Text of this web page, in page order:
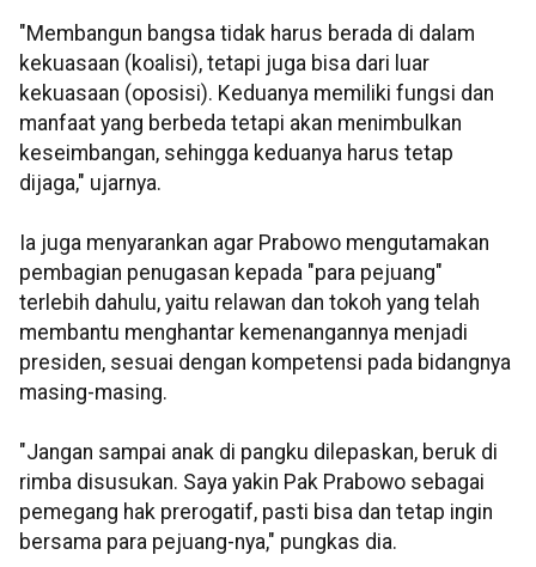
"Membangun bangsa tidak harus berada di dalam
kekuasaan (koalisi), tetapi juga bisa dari luar
kekuasaan (oposisi). Keduanya memiliki fungsi dan
manfaat yang berbeda tetapi akan menimbulkan
keseimbangan, sehingga keduanya harus tetap
dijaga," ujarnya.
Ia juga menyarankan agar Prabowo mengutamakan
pembagian penugasan kepada "para pejuang"
terlebih dahulu, yaitu relawan dan tokoh yang telah
membantu menghantar kemenangannya menjadi
presiden, sesuai dengan kompetensi pada bidangnya
masing-masing.
"Jangan sampai anak di pangku dilepaskan, beruk di
rimba disusukan. Saya yakin Pak Prabowo sebagai
pemegang hak prerogatif, pasti bisa dan tetap ingin
bersama para pejuang-nya," pungkas dia.